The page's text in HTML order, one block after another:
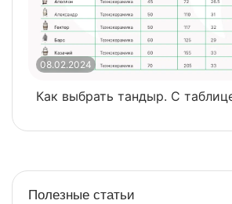
08.02.2024
Как выбрать тандыр. С
Полезные статьи